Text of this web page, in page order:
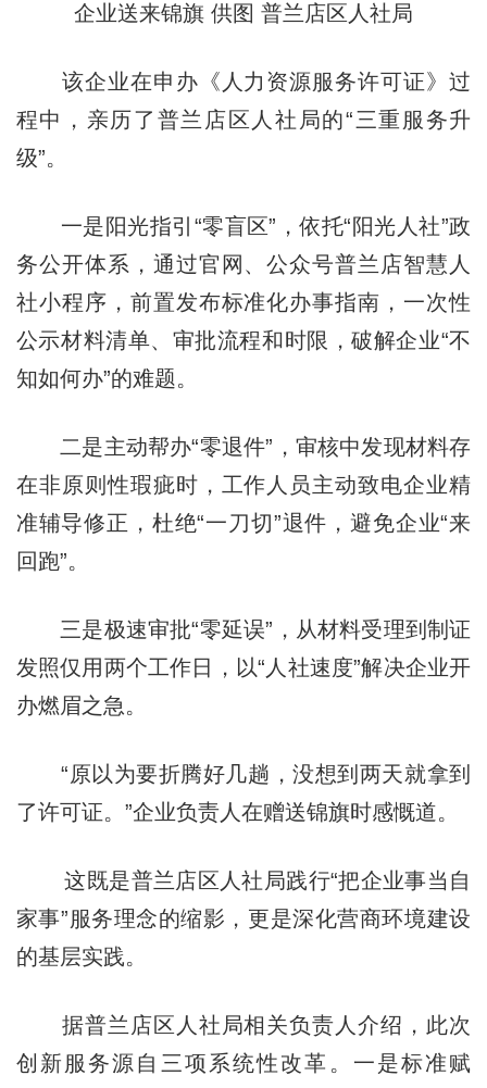
企业送来锦旗 供图 普兰店区人社局
该企业在申办《人力资源服务许可证》过
程中，亲历了普兰店区人社局的“三重服务升
级”。
一是阳光指引“零盲区”，依托“阳光人社”政
务公开体系，通过官网、公众号普兰店智慧人
社小程序，前置发布标准化办事指南，一次性
公示材料清单、审批流程和时限，破解企业“不
知如何办”的难题。
二是主动帮办“零退件”，审核中发现材料存
在非原则性瑕疵时，工作人员主动致电企业精
准辅导修正，杜绝“一刀切”退件，避免企业“来
回跑”。
三是极速审批“零延误”，从材料受理到制证
发照仅用两个工作日，以“人社速度”解决企业开
办燃眉之急。
“原以为要折腾好几趟，没想到两天就拿到
了许可证。”企业负责人在赠送锦旗时感慨道。
这既是普兰店区人社局践行“把企业事当自
家事”服务理念的缩影，更是深化营商环境建设
的基层实践。
据普兰店区人社局相关负责人介绍，此次
创新服务源自三项系统性改革。一是标准赋